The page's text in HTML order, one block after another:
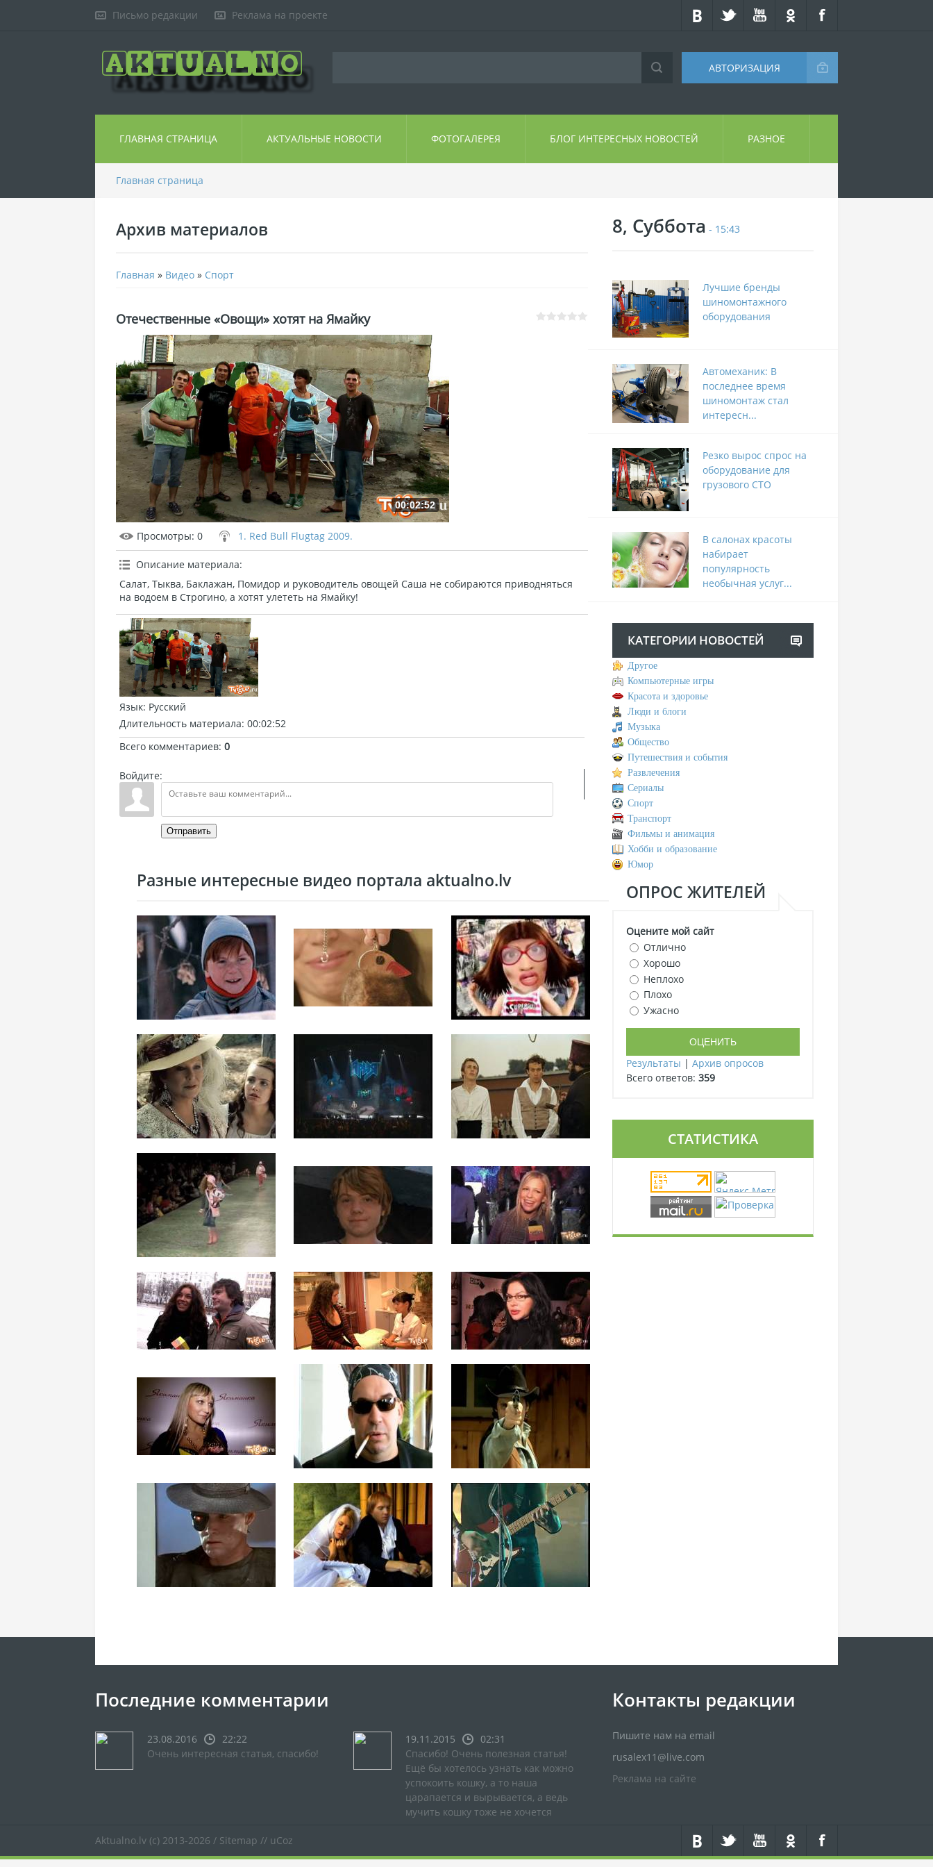
Письмо редакции Реклама на проекте
АВТОРИЗАЦИЯ
ГЛАВНАЯ СТРАНИЦА АКТУАЛЬНЫЕ НОВОСТИ ФОТОГАЛЕРЕЯ БЛОГ ИНТЕРЕСНЫХ НОВОСТЕЙ РАЗНОЕ
Главная страница
Архив материалов
Главная » Видео » Спорт
Отечественные «Овощи» хотят на Ямайку
00:02:52
Просмотры: 0 1. Red Bull Flugtag 2009.
Описание материала:
Салат, Тыква, Баклажан, Помидор и руководитель овощей Саша не собираются приводняться
на водоем в Строгино, а хотят улететь на Ямайку!
Язык: Русский
Длительность материала: 00:02:52
Всего комментариев: 0
Войдите:
Отправить
Разные интересные видео портала aktualno.lv
8, Суббота - 15:43
Лучшие бренды
шиномонтажного
оборудования
Автомеханик: В
последнее время
шиномонтаж стал
интересн...
Резко вырос спрос на
оборудование для
грузового СТО
В салонах красоты
набирает
популярность
необычная услуг...
КАТЕГОРИИ НОВОСТЕЙ
Другое
Компьютерные игры
Красота и здоровье
Люди и блоги
Музыка
Общество
Путешествия и события
Развлечения
Сериалы
Спорт
Транспорт
Фильмы и анимация
Хобби и образование
Юмор
ОПРОС ЖИТЕЛЕЙ
Оцените мой сайт
Отлично
Хорошо
Неплохо
Плохо
Ужасно
Результаты | Архив опросов
Всего ответов: 359
СТАТИСТИКА
Последние комментарии
23.08.2016
22:22
Очень интересная статья, спасибо!
19.11.2015
02:31
Спасибо! Очень полезная статья!
Ещё бы хотелось узнать как можно
успокоить кошку, а то наша
царапается и вырывается, а ведь
мучить кошку тоже не хочется
Контакты редакции
Пишите нам на email
rusalex11@live.com
Реклама на сайте
Aktualno.lv (c) 2013-2026 / Sitemap // uCoz